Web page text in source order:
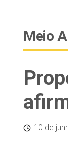
Meio
10 de